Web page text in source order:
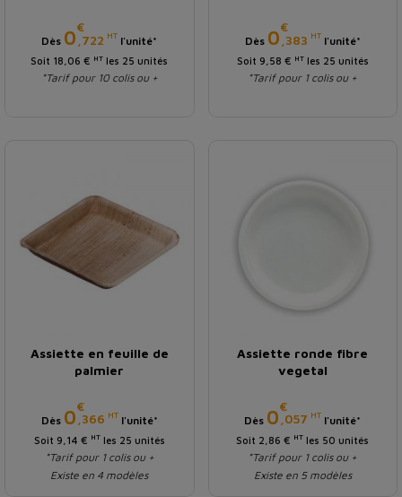
Prix
Dès 0€
,722 HT l'unité*
Soit 18,06 € HT les 25 unités
*Tarif pour 10 colis ou +
Prix
Dès 0€
,383 HT l'unité*
Soit 9,58 € HTles 25 unités
*Tarif pour 1 colis ou +
Assiette en feuille de
palmier
Prix
Dès 0€
,366 HT l'unité*
Soit 9,14 € HTles 25 unités
*Tarif pour 1 colis ou +
Existe en 4 modèles
Assiette ronde fibre
vegetal
Prix
Dès 0€
,057 HT l'unité*
Soit 2,86 € HT les 50 unités
*Tarif pour 1 colis ou +
Existe en 5 modèles